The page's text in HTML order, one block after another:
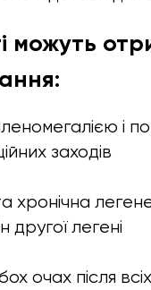
можуть
і
заходів
хронічна
другої легені
очах після